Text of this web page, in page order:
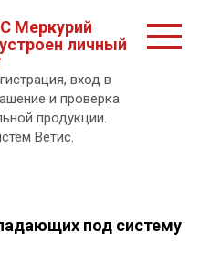
Меркурий
личный
вход в
и проверка
продукции.
Ветис.
под систему